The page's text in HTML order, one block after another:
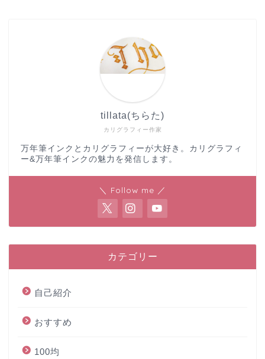
カリグラフィー作家
tillata(ちらた)
万年筆インクとカリグラフィーが大好き。カリグラフィ
ー&万年筆インクの魅力を発信します。
＼ Follow me ／
カテゴリー
自己紹介
おすすめ
100均